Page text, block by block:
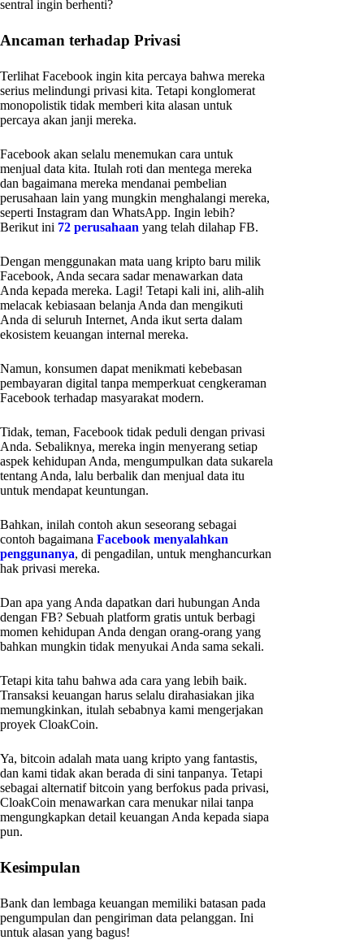
sentral ingin berhenti?
Ancaman terhadap Privasi
Terlihat Facebook ingin kita percaya bahwa mereka
serius melindungi privasi kita. Tetapi konglomerat
monopolistik tidak memberi kita alasan untuk
percaya akan janji mereka.
Facebook akan selalu menemukan cara untuk
menjual data kita. Itulah roti dan mentega mereka
dan bagaimana mereka mendanai pembelian
perusahaan lain yang mungkin menghalangi mereka,
seperti Instagram dan WhatsApp. Ingin lebih?
Berikut ini 72 perusahaan yang telah dilahap FB.
Dengan menggunakan mata uang kripto baru milik
Facebook, Anda secara sadar menawarkan data
Anda kepada mereka. Lagi! Tetapi kali ini, alih-alih
melacak kebiasaan belanja Anda dan mengikuti
Anda di seluruh Internet, Anda ikut serta dalam
ekosistem keuangan internal mereka.
Namun, konsumen dapat menikmati kebebasan
pembayaran digital tanpa memperkuat cengkeraman
Facebook terhadap masyarakat modern.
Tidak, teman, Facebook tidak peduli dengan privasi
Anda. Sebaliknya, mereka ingin menyerang setiap
aspek kehidupan Anda, mengumpulkan data sukarela
tentang Anda, lalu berbalik dan menjual data itu
untuk mendapat keuntungan.
Bahkan, inilah contoh akun seseorang sebagai
contoh bagaimana Facebook menyalahkan
penggunanya, di pengadilan, untuk menghancurkan
hak privasi mereka.
Dan apa yang Anda dapatkan dari hubungan Anda
dengan FB? Sebuah platform gratis untuk berbagi
momen kehidupan Anda dengan orang-orang yang
bahkan mungkin tidak menyukai Anda sama sekali.
Tetapi kita tahu bahwa ada cara yang lebih baik.
Transaksi keuangan harus selalu dirahasiakan jika
memungkinkan, itulah sebabnya kami mengerjakan
proyek CloakCoin.
Ya, bitcoin adalah mata uang kripto yang fantastis,
dan kami tidak akan berada di sini tanpanya. Tetapi
sebagai alternatif bitcoin yang berfokus pada privasi,
CloakCoin menawarkan cara menukar nilai tanpa
mengungkapkan detail keuangan Anda kepada siapa
pun.
Kesimpulan
Bank dan lembaga keuangan memiliki batasan pada
pengumpulan dan pengiriman data pelanggan. Ini
untuk alasan yang bagus!